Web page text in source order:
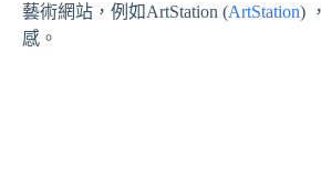
藝術網站，例如ArtStation (ArtStation)
感。